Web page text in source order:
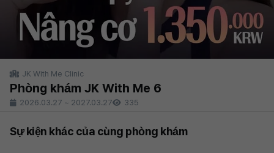
JK With Me Clinic
Phòng khám JK With Me 6
2026.03.27 ~ 2027.03.27 335
Sự kiện khác của cùng phòng khám